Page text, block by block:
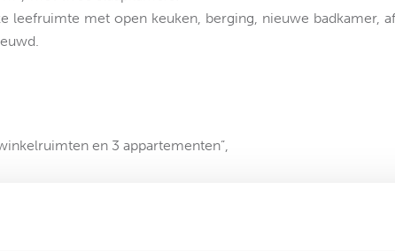
leefruimte met open keuken, berging, nieuwe badkamer,
en 3 appartementen”,
per entiteit,